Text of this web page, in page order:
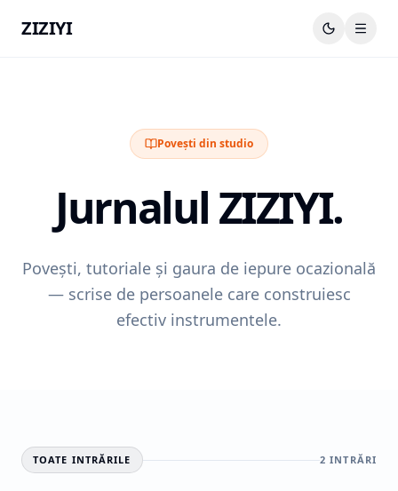
ZIZIYI
Povești din studio
Jurnalul ZIZIYI.
Povești, tutoriale și gaura de iepure ocazională
— scrise de persoanele care construiesc
efectiv instrumentele.
TOATE INTRĂRILE 2 INTRĂRI